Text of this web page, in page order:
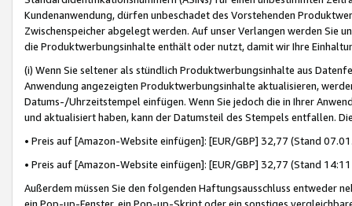
Kundenanwendung, dürfen unbeschadet des Vorstehenden
Zwischenspeicher abgelegt werden. Auf unser Verlangen werden Sie
die Produktwerbungsinhalte enthält oder nutzt, damit wir Ihre
(i) Wenn Sie seltener als stündlich Produktwerbungsinhalte aus
Anwendung angezeigten Produktwerbungsinhalte aktualisieren,
Datums-/Uhrzeitstempel einfügen. Wenn Sie jedoch die in Ihrer
und aktualisiert haben, kann der Datumsteil des Stempels entfallen.
• Preis auf [Amazon-Website einfügen]: [EUR/GBP] 32,77 (Stand
• Preis auf [Amazon-Website einfügen]: [EUR/GBP] 32,77 (Stand
Außerdem müssen Sie den folgenden Haftungsausschluss entweder
ein Pop-up-Fenster, ein Pop-up-Skript oder ein sonstiges